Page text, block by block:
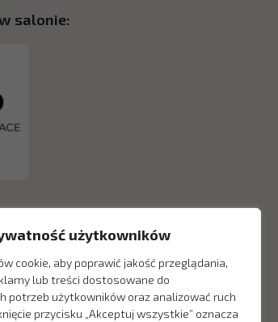
użytkowników
cookie, aby poprawić jakość przeglądania,
lub treści dostosowane do
potrzeb użytkowników oraz analizować ruch
przycisku „Akceptuj wszystkie” oznacza
salonie: